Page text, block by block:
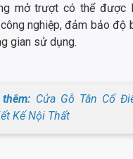
mở trượt có thể được
nghiệp, đảm bảo độ
gian sử dụng.
Cửa Gỗ Tân Cổ
Kế Nội Thất